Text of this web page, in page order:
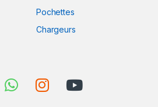
Pochettes
Chargeurs